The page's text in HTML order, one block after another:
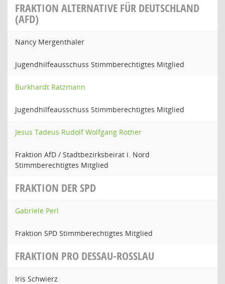
FRAKTION ALTERNATIVE FÜR DEUTSCHLAND
(AFD)
Nancy Mergenthaler
Jugendhilfeausschuss Stimmberechtigtes Mitglied
Burkhardt Ratzmann
Jugendhilfeausschuss Stimmberechtigtes Mitglied
Jesus Tadeus Rudolf Wolfgang Rother
Fraktion AfD / Stadtbezirksbeirat i. Nord
Stimmberechtigtes Mitglied
FRAKTION DER SPD
Gabriele Perl
Fraktion SPD Stimmberechtigtes Mitglied
FRAKTION PRO DESSAU-ROSSLAU
Iris Schwierz